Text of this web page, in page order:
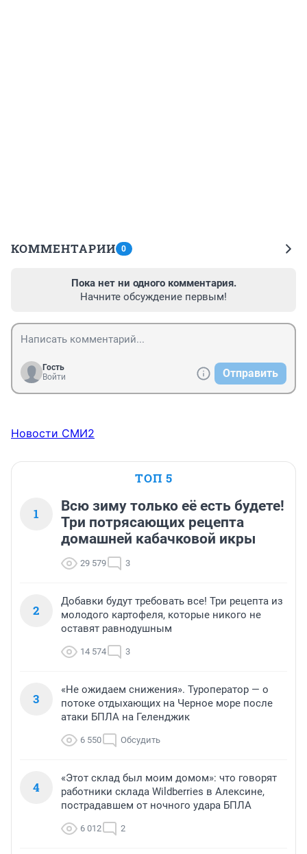
КОММЕНТАРИИ 0
Пока нет ни одного комментария.
Начните обсуждение первым!
Гость
Войти
Отправить
Новости СМИ2
ТОП 5
1
Всю зиму только её есть будете!
Три потрясающих рецепта
домашней кабачковой икры
29 579 3
2
Добавки будут требовать все! Три рецепта из
молодого картофеля, которые никого не
оставят равнодушным
14 574 3
3
«Не ожидаем снижения». Туроператор — о
потоке отдыхающих на Черное море после
атаки БПЛА на Геленджик
6 550 Обсудить
4
«Этот склад был моим домом»: что говорят
работники склада Wildberries в Алексине,
пострадавшем от ночного удара БПЛА
6 012 2